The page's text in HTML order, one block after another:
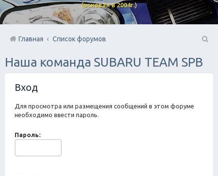
(основан в 2004г.)
Главная
Список форумов
ои
Наша команда SUBARU TEAM SPB
Вход
Для просмотра или размещения сообщений в этом форуме
необходимо ввести пароль.
Пароль: